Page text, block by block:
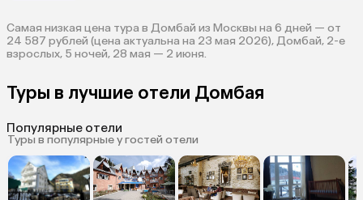
Самая низкая цена тура в Домбай из Москвы на 6 дней — от
24 587 рублей (цена актуальна на 23 мая 2026), Домбай, 2-е
взрослых, 5 ночей, 28 мая — 2 июня.
Туры в лучшие отели Домбая
Популярные отели
Туры в популярные у гостей отели